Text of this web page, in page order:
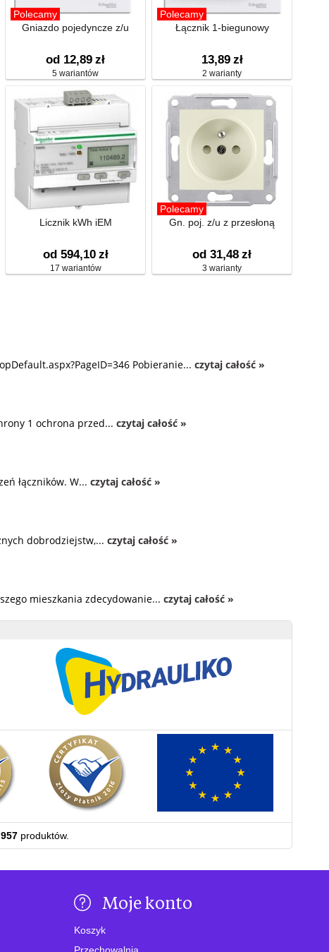
Polecamy
Gniazdo pojedyncze z/u
od 12,89 zł
5 wariantów
Polecamy
Łącznik 1-biegunowy
13,89 zł
2 warianty
Licznik kWh iEM
od 594,10 zł
17 wariantów
Polecamy
Gn. poj. z/u z przesłoną
od 31,48 zł
3 warianty
Pobieranie... czytaj całość »
1 ochrona przed... czytaj całość »
łączników. W... czytaj całość »
dobrodziejstw,... czytaj całość »
mieszkania zdecydowanie... czytaj całość »
produktów.
Moje konto
Koszyk